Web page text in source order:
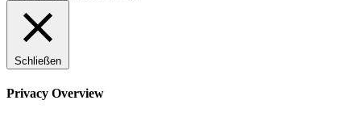
Schließen
Privacy Overview